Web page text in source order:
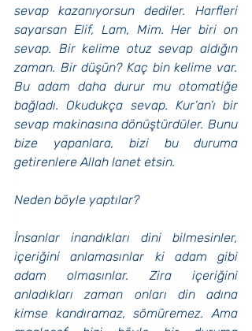
sevap kazanıyorsun dediler. Harfleri
sayarsan Elif, Lam, Mim. Her biri on
sevap. Bir kelime otuz sevap aldığın
zaman. Bir düşün? Kaç bin kelime var.
Bu adam daha durur mu otomatiğe
bağladı. Okudukça sevap. Kur’an’ı bir
sevap makinasına dönüştürdüler. Bunu
bize yapanlara, bizi bu duruma
getirenlere Allah lanet etsin.
Neden böyle yaptılar?
İnsanlar inandıkları dini bilmesinler,
içeriğini anlamasınlar ki adam gibi
adam olmasınlar. Zira içeriğini
anladıkları zaman onları din adına
kimse kandıramaz, sömüremez. Ama